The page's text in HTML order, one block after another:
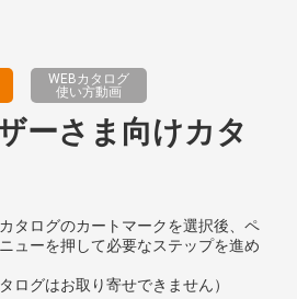
WEBカタログ
使い方動画
ーさま向けカタ
タログのカートマークを選択後、ペ
ューを押して必要なステップを進め
ログはお取り寄せできません）